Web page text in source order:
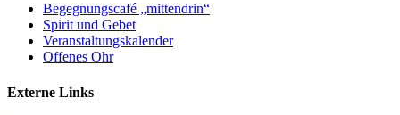
Begegnungscafé „mittendrin“
Spirit und Gebet
Veranstaltungskalender
Offenes Ohr
Externe Links